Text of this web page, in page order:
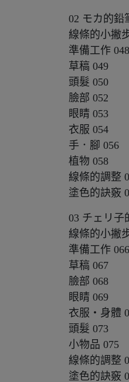
02 モカ的鉛
線條的小撇
準備工作 048
草稿 049
頭髮 050
臉部 052
眼睛 053
衣服 054
手．腳 056
植物 058
線條的調整
塗色的訣竅
03 チェリ子
線條的小撇
準備工作 066
草稿 067
臉部 068
眼睛 069
衣服‧身體
頭髮 073
小物品 075
線條的調整
塗色的訣竅